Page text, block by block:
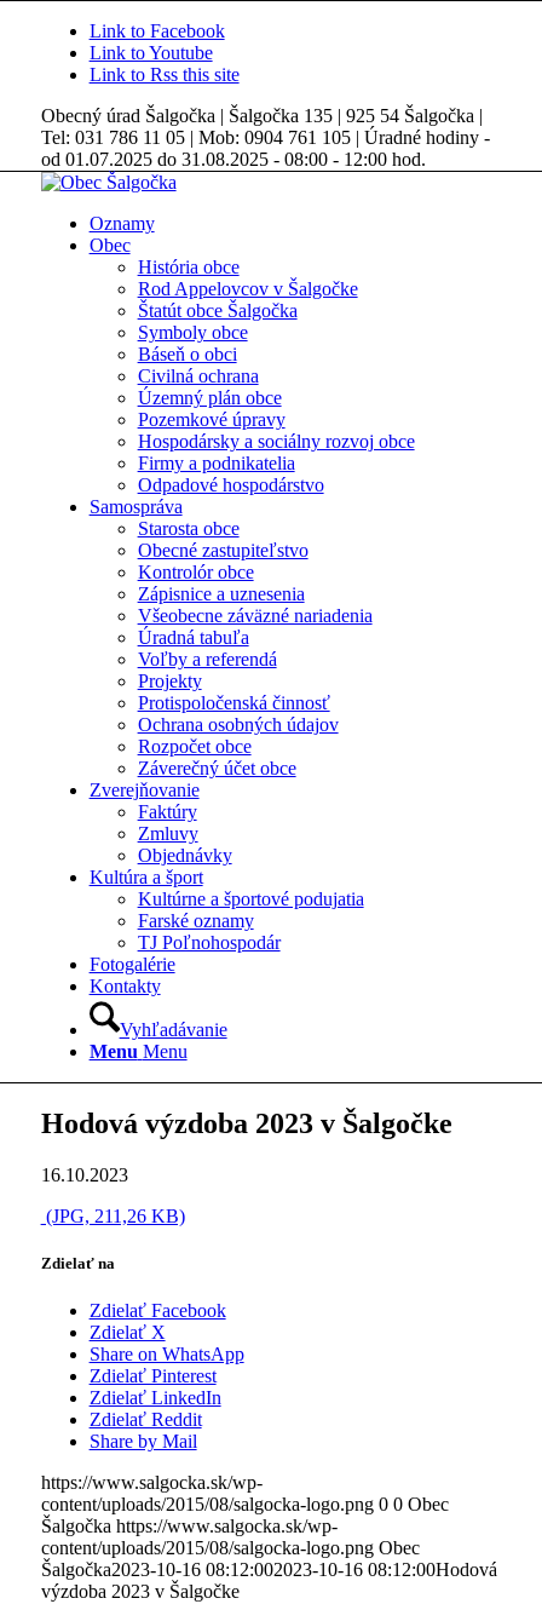
Link to Facebook
Link to Youtube
Link to Rss this site
Obecný úrad Šalgočka | Šalgočka 135 | 925 54 Šalgočka |
Tel: 031 786 11 05 | Mob: 0904 761 105 | Úradné hodiny -
od 01.07.2025 do 31.08.2025 - 08:00 - 12:00 hod.
Oznamy
Obec
História obce
Rod Appelovcov v Šalgočke
Štatút obce Šalgočka
Symboly obce
Báseň o obci
Civilná ochrana
Územný plán obce
Pozemkové úpravy
Hospodársky a sociálny rozvoj obce
Firmy a podnikatelia
Odpadové hospodárstvo
Samospráva
Starosta obce
Obecné zastupiteľstvo
Kontrolór obce
Zápisnice a uznesenia
Všeobecne záväzné nariadenia
Úradná tabuľa
Voľby a referendá
Projekty
Protispoločenská činnosť
Ochrana osobných údajov
Rozpočet obce
Záverečný účet obce
Zverejňovanie
Faktúry
Zmluvy
Objednávky
Kultúra a šport
Kultúrne a športové podujatia
Farské oznamy
TJ Poľnohospodár
Fotogalérie
Kontakty
Vyhľadávanie
Menu Menu
Hodová výzdoba 2023 v Šalgočke
16.10.2023
(JPG, 211,26 KB)
Zdielať na
Zdielať Facebook
Zdielať X
Share on WhatsApp
Zdielať Pinterest
Zdielať LinkedIn
Zdielať Reddit
Share by Mail
https://www.salgocka.sk/wp-
content/uploads/2015/08/salgocka-logo.png 0 0 Obec
Šalgočka https://www.salgocka.sk/wp-
content/uploads/2015/08/salgocka-logo.png Obec
Šalgočka2023-10-16 08:12:002023-10-16 08:12:00Hodová
výzdoba 2023 v Šalgočke